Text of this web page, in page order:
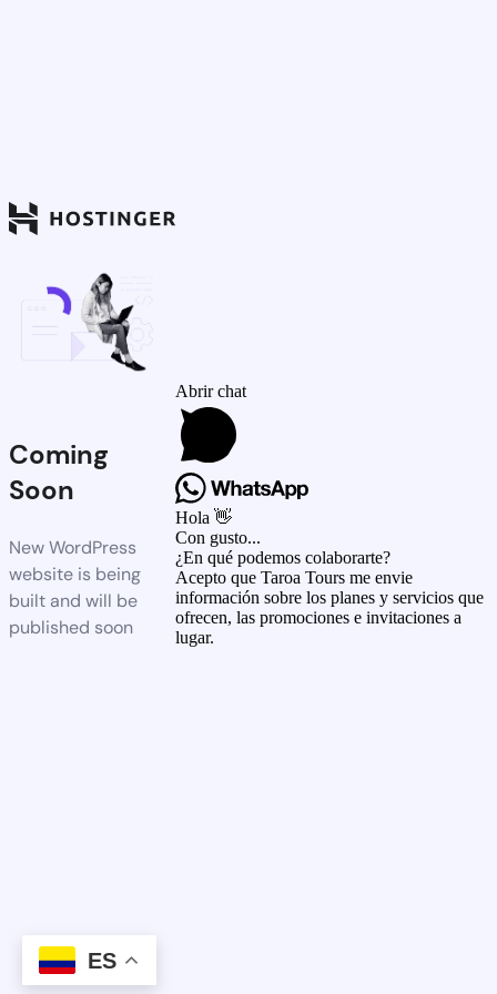
Coming
Soon
New WordPress
website is being
built and will be
published soon
ES
Abrir chat
Hola 👋
Con gusto...
¿En qué podemos colaborarte?
Acepto que Taroa Tours me envie
información sobre los planes y servicios que
ofrecen, las promociones e invitaciones a
lugar.